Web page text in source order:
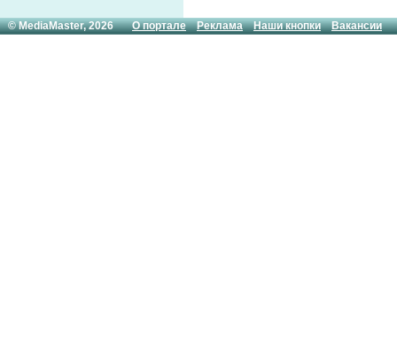
© MediaMaster, 2026О портале Реклама Наши кнопки Вакансии